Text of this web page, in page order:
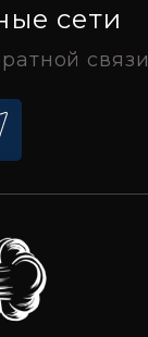
сети
связи